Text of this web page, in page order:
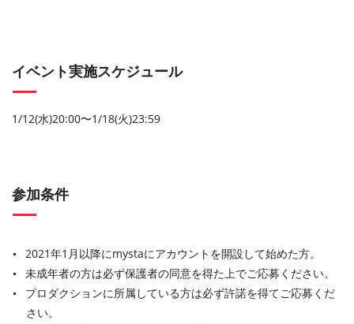
イベント実施スケジュール
1/12(水)20:00〜1/18(火)23:59
参加条件
2021年1月以降にmystaにアカウントを開設して始めた方。
未成年者の方は必ず保護者の同意を得た上でご応募ください。
プロダクションに所属している方は必ず許諾を得てご応募くだ
さい。